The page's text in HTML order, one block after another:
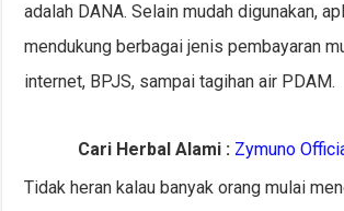
adalah DANA. Selain mudah digunakan,
mendukung berbagai jenis pembayaran
internet, BPJS, sampai tagihan air PDAM.
Cari Herbal Alami : Zymuno
Tidak heran kalau banyak orang mulai